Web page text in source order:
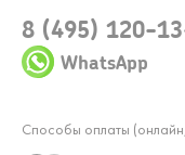
8 (495) 120-
WhatsApp
Способы оплаты